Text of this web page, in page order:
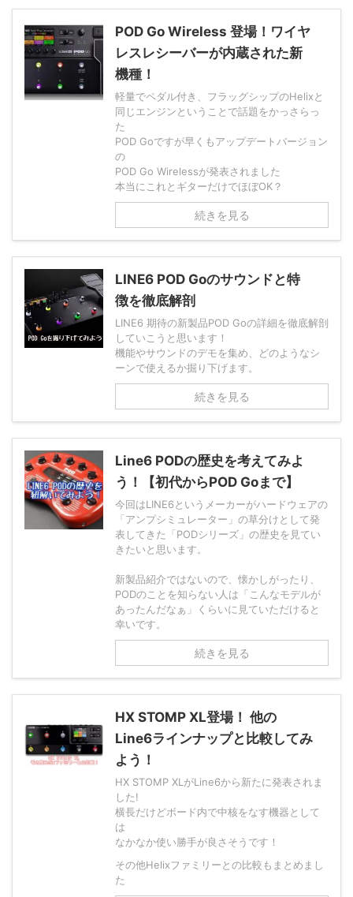
POD Go Wireless 登場！ワイヤ
レスレシーバーが内蔵された新
機種！
軽量でペダル付き、フラッグシップのHelixと
同じエンジンということで話題をかっさらっ
た
POD Goですが早くもアップデートバージョン
の
POD Go Wirelessが発表されました
本当にこれとギターだけでほぼOK？
続きを見る
LINE6 POD Goのサウンドと特
徴を徹底解剖
LINE6 期待の新製品POD Goの詳細を徹底解剖
していこうと思います！
機能やサウンドのデモを集め、どのようなシ
ーンで使えるか掘り下げます。
続きを見る
Line6 PODの歴史を考えてみよ
う！【初代からPOD Goまで】
今回はLINE6というメーカーがハードウェアの
「アンプシミュレーター」の草分けとして発
表してきた「PODシリーズ」の歴史を見てい
きたいと思います。
新製品紹介ではないので、懐かしがったり、
PODのことを知らない人は「こんなモデルが
あったんだなぁ」くらいに見ていただけると
幸いです。
続きを見る
HX STOMP XL登場！ 他の
Line6ラインナップと比較してみ
よう！
HX STOMP XLがLine6から新たに発表されま
した!
横長だけどボード内で中核をなす機器として
は
なかなか使い勝手が良さそうです！
その他Helixファミリーとの比較もまとめまし
た